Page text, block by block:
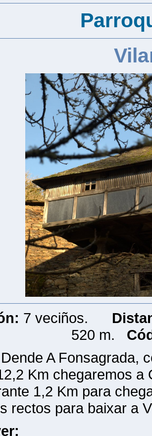
7 veciños.
520 m.
Dende A Fonsagrada,
Km chegaremos a
1,2 Km para
rectos para baixar a